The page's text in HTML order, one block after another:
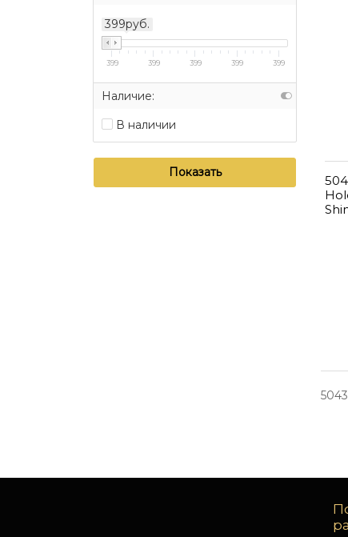
399руб.
399 399 399 399 399
Наличие:
В наличии
Показать